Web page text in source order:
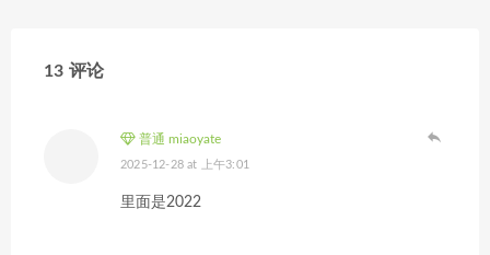
13 评论
普通 miaoyate
2025-12-28 at 上午3:01
里面是2022